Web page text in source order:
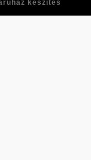
készítés